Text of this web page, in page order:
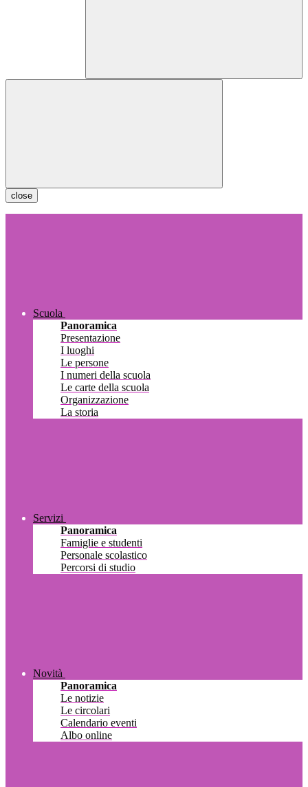
close
Scuola
Panoramica
Presentazione
I luoghi
Le persone
I numeri della scuola
Le carte della scuola
Organizzazione
La storia
Servizi
Panoramica
Famiglie e studenti
Personale scolastico
Percorsi di studio
Novità
Panoramica
Le notizie
Le circolari
Calendario eventi
Albo online